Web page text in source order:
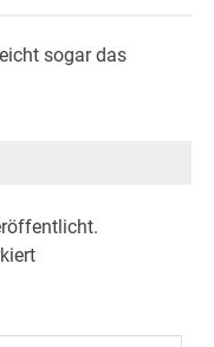
sogar das